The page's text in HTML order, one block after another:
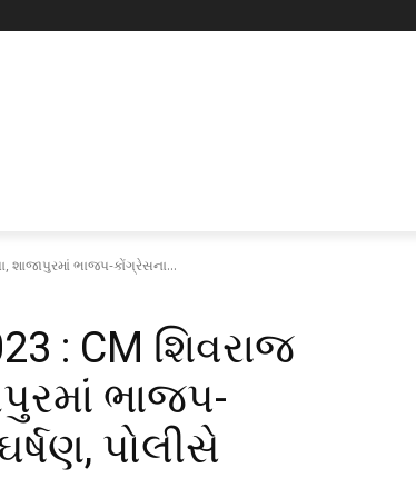
શાજાપુરમાં ભાજપ-કોંગ્રેસના...
: CM શિવરાજ
ભાજપ-
પોલીસે